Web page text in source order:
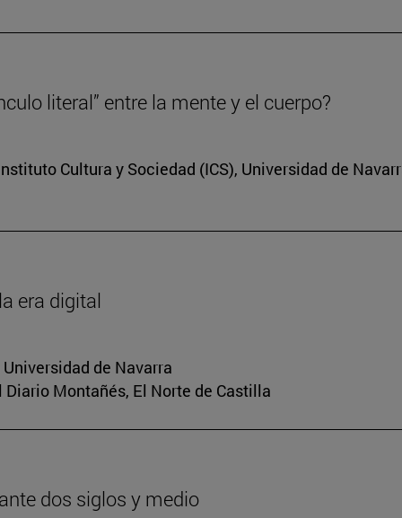
literal” entre la mente y el cuerpo?
Cultura y Sociedad (ICS), Universidad de
era digital
de Navarra
Diario Montañés, El Norte de Castilla
dos siglos y medio